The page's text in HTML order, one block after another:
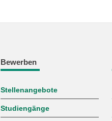
Bewerben
Stellenangebote
Studiengänge